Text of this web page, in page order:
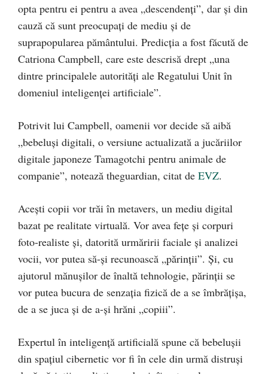
opta pentru ei pentru a avea „descendenți”, dar şi din
cauză că sunt preocupați de mediu și de
suprapopularea pământului. Predicția a fost făcută de
Catriona Campbell, care este descrisă drept „una
dintre principalele autorități ale Regatului Unit în
domeniul inteligenței artificiale”.
Potrivit lui Campbell, oamenii vor decide să aibă
„bebeluși digitali, o versiune actualizată a jucăriilor
digitale japoneze Tamagotchi pentru animale de
companie”, notează theguardian, citat de EVZ.
Acești copii vor trăi în metavers, un mediu digital
bazat pe realitate virtuală. Vor avea fețe și corpuri
foto-realiste și, datorită urmăririi faciale și analizei
vocii, vor putea să-și recunoască „părinții”. Și, cu
ajutorul mănușilor de înaltă tehnologie, părinții se
vor putea bucura de senzația fizică de a se îmbrățișa,
de a se juca și de a-și hrăni „copiii”.
Expertul în inteligență artificială spune că bebelușii
din spațiul cibernetic vor fi în cele din urmă distruși